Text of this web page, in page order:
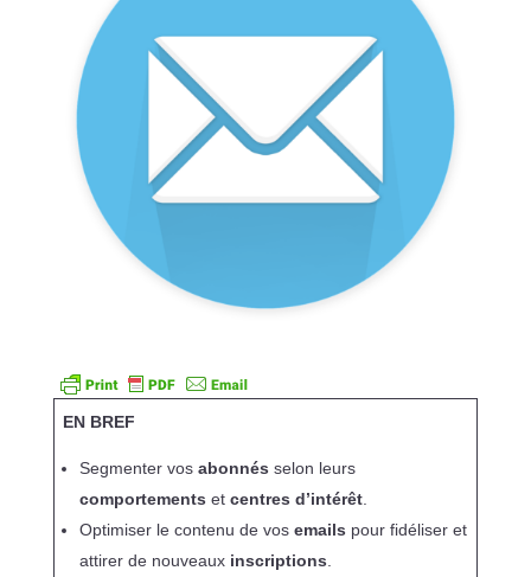
EN BREF
Segmenter vos abonnés selon leurs
comportements et centres d’intérêt.
Optimiser le contenu de vos emails pour fidéliser et
attirer de nouveaux inscriptions